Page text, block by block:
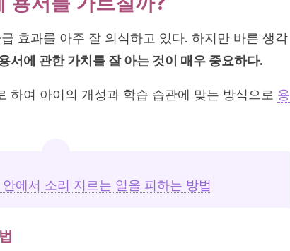
효과를 아주 잘 의식하고 있다. 하지만 바른 생각
서에 관한 가치를 잘 아는 것이 매우 중요하다.
하여 아이의 개성과 학습 습관에 맞는 방식으로 용
안에서 소리 지르는 일을 피하는 방법